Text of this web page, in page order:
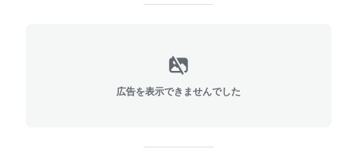
広告を表示できませんでした